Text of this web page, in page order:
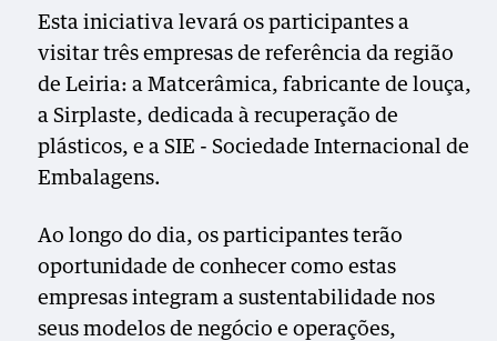
Esta iniciativa levará os participantes a
visitar três empresas de referência da região
de Leiria: a Matcerâmica, fabricante de louça,
a Sirplaste, dedicada à recuperação de
plásticos, e a SIE - Sociedade Internacional de
Embalagens.
Ao longo do dia, os participantes terão
oportunidade de conhecer como estas
empresas integram a sustentabilidade nos
seus modelos de negócio e operações,